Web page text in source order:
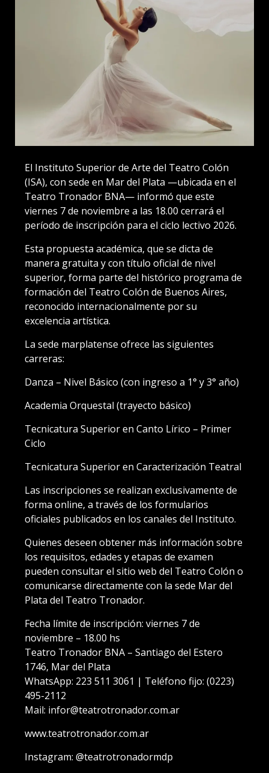
El Instituto Superior de Arte del Teatro Colón
(ISA), con sede en Mar del Plata —ubicada en el
Teatro Tronador BNA— informó que este
viernes 7 de noviembre a las 18.00 cerrará el
período de inscripción para el ciclo lectivo 2026.
Esta propuesta académica, que se dicta de
manera gratuita y con título oficial de nivel
superior, forma parte del histórico programa de
formación del Teatro Colón de Buenos Aires,
reconocido internacionalmente por su
excelencia artística.
La sede marplatense ofrece las siguientes
carreras:
Danza – Nivel Básico (con ingreso a 1° y 3° año)
Academia Orquestal (trayecto básico)
Tecnicatura Superior en Canto Lírico – Primer
Ciclo
Tecnicatura Superior en Caracterización Teatral
Las inscripciones se realizan exclusivamente de
forma online, a través de los formularios
oficiales publicados en los canales del Instituto.
Quienes deseen obtener más información sobre
los requisitos, edades y etapas de examen
pueden consultar el sitio web del Teatro Colón o
comunicarse directamente con la sede Mar del
Plata del Teatro Tronador.
Fecha límite de inscripción: viernes 7 de
noviembre – 18.00 hs
Teatro Tronador BNA – Santiago del Estero
1746, Mar del Plata
WhatsApp: 223 511 3061 | Teléfono fijo: (0223)
495-2112
Mail: infor@teatrotronador.com.ar
www.teatrotronador.com.ar
Instagram: @teatrotronadormdp